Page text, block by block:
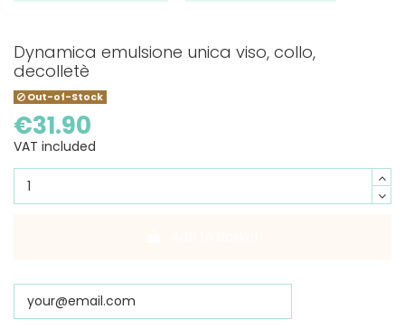
Dynamica emulsione unica viso, collo,
decolletè
Out-of-Stock
€31.90
VAT included